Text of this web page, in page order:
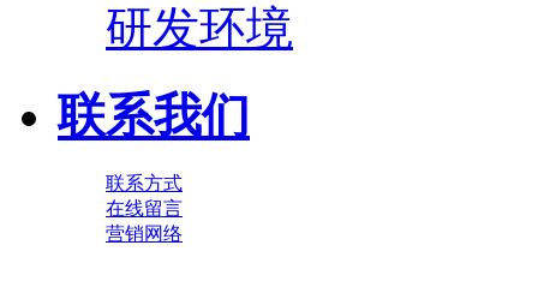
研发环境
联系我们
联系方式
在线留言
营销网络